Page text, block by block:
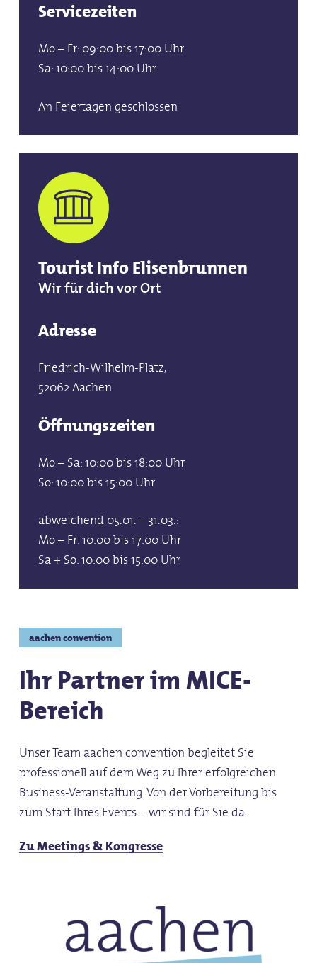
Servicezeiten
Mo – Fr: 09:00 bis 17:00 Uhr
Sa: 10:00 bis 14:00 Uhr
An Feiertagen geschlossen
Tourist Info Elisenbrunnen
Wir für dich vor Ort
Adresse
Friedrich-Wilhelm-Platz,
52062 Aachen
Öffnungszeiten
Mo – Sa: 10:00 bis 18:00 Uhr
So: 10:00 bis 15:00 Uhr
abweichend 05.01. – 31.03.:
Mo – Fr: 10:00 bis 17:00 Uhr
Sa + So: 10:00 bis 15:00 Uhr
aachen convention
Ihr Partner im MICE-
Bereich
Unser Team aachen convention begleitet Sie
professionell auf dem Weg zu Ihrer erfolgreichen
Business-Veranstaltung. Von der Vorbereitung bis
zum Start Ihres Events – wir sind für Sie da.
Zu Meetings & Kongresse